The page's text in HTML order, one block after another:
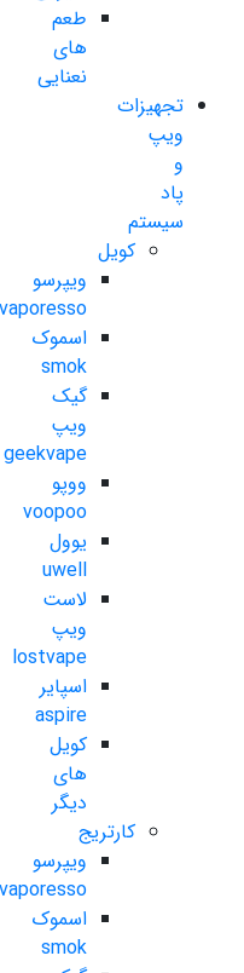
طعم
های
نعنایی
تجهیزات
ویپ
و
پاد
سیستم
کویل
ویپرسو
vaporesso
اسموک
smok
گیک
ویپ
geekvape
ووپو
voopoo
یوول
uwell
لاست
ویپ
lostvape
اسپایر
aspire
کویل
های
دیگر
کارتریج
ویپرسو
vaporesso
اسموک
smok